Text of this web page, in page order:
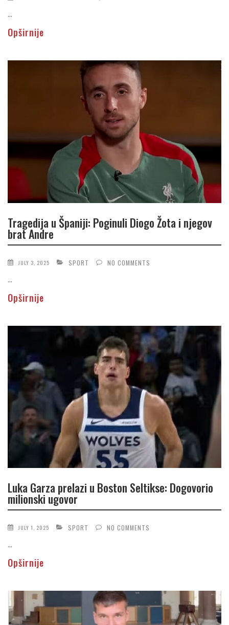
...
Opširnije
Tragedija u Španiji: Poginuli Diogo Žota i njegov
brat Andre
JULY 3, 2025 SPORT NO COMMENTS
...
Opširnije
Luka Garza prelazi u Boston Seltikse: Dogovorio
milionski ugovor
JULY 1, 2025 SPORT NO COMMENTS
...
Opširnije